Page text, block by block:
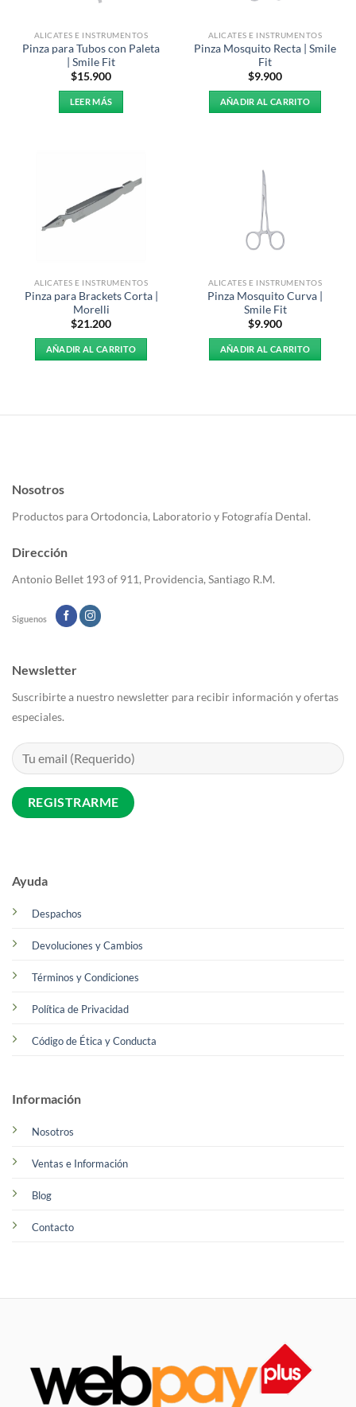
ALICATES E INSTRUMENTOS
Pinza para Tubos con Paleta
| Smile Fit
$15.900
LEER MÁS
ALICATES E INSTRUMENTOS
Pinza Mosquito Recta | Smile
Fit
$9.900
AÑADIR AL CARRITO
ALICATES E INSTRUMENTOS
Pinza para Brackets Corta |
Morelli
$21.200
AÑADIR AL CARRITO
ALICATES E INSTRUMENTOS
Pinza Mosquito Curva |
Smile Fit
$9.900
AÑADIR AL CARRITO
Nosotros
Productos para Ortodoncia, Laboratorio y Fotografía Dental.
Dirección
Antonio Bellet 193 of 911, Providencia, Santiago R.M.
Siguenos
Ayuda
Despachos
Devoluciones y Cambios
Términos y Condiciones
Política de Privacidad
Código de Ética y Conducta
Información
Nosotros
Ventas e Información
Blog
Contacto
Newsletter
Suscribirte a nuestro newsletter para recibir información y ofertas
especiales.